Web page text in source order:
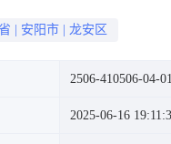
安阳市 龙安区
2506-410506-04-
2025-06-16